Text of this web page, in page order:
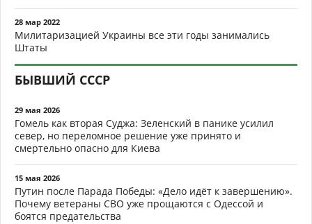
28 мар 2022
Милитаризацией Украины все эти годы занимались
Штаты
БЫВШИЙ СССР
29 мая 2026
Гомель как вторая Суджа: Зеленский в панике усилил
север, но переломное решение уже принято и
смертельно опасно для Киева
15 мая 2026
Путин после Парада Победы: «Дело идёт к завершению».
Почему ветераны СВО уже прощаются с Одессой и
боятся предательства